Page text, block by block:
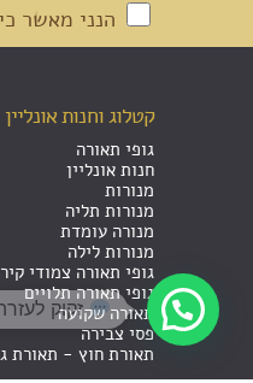
הנני מאשר
קטלוג וחנות אונליין
גופי תאורה
חנות אונליין
מנורות
מנורות תליה
מנורה עומדת
מנורות לילה
גופי תאורה צמודי קיר
גופי תאורה תלויים
תאורה שקועה
פסי צבירה
תאורת חוץ - תאורת
זקוק